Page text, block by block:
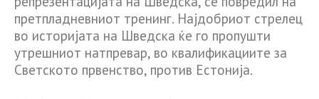
претпладневниот тренинг. Најдобриот стрелец
во историјата на Шведска ќе го пропушти
утрешниот натпревар, во квалификациите за
Светското првенство, против Естонија.